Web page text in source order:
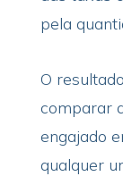
pela
O
comparar
engajado
qualquer